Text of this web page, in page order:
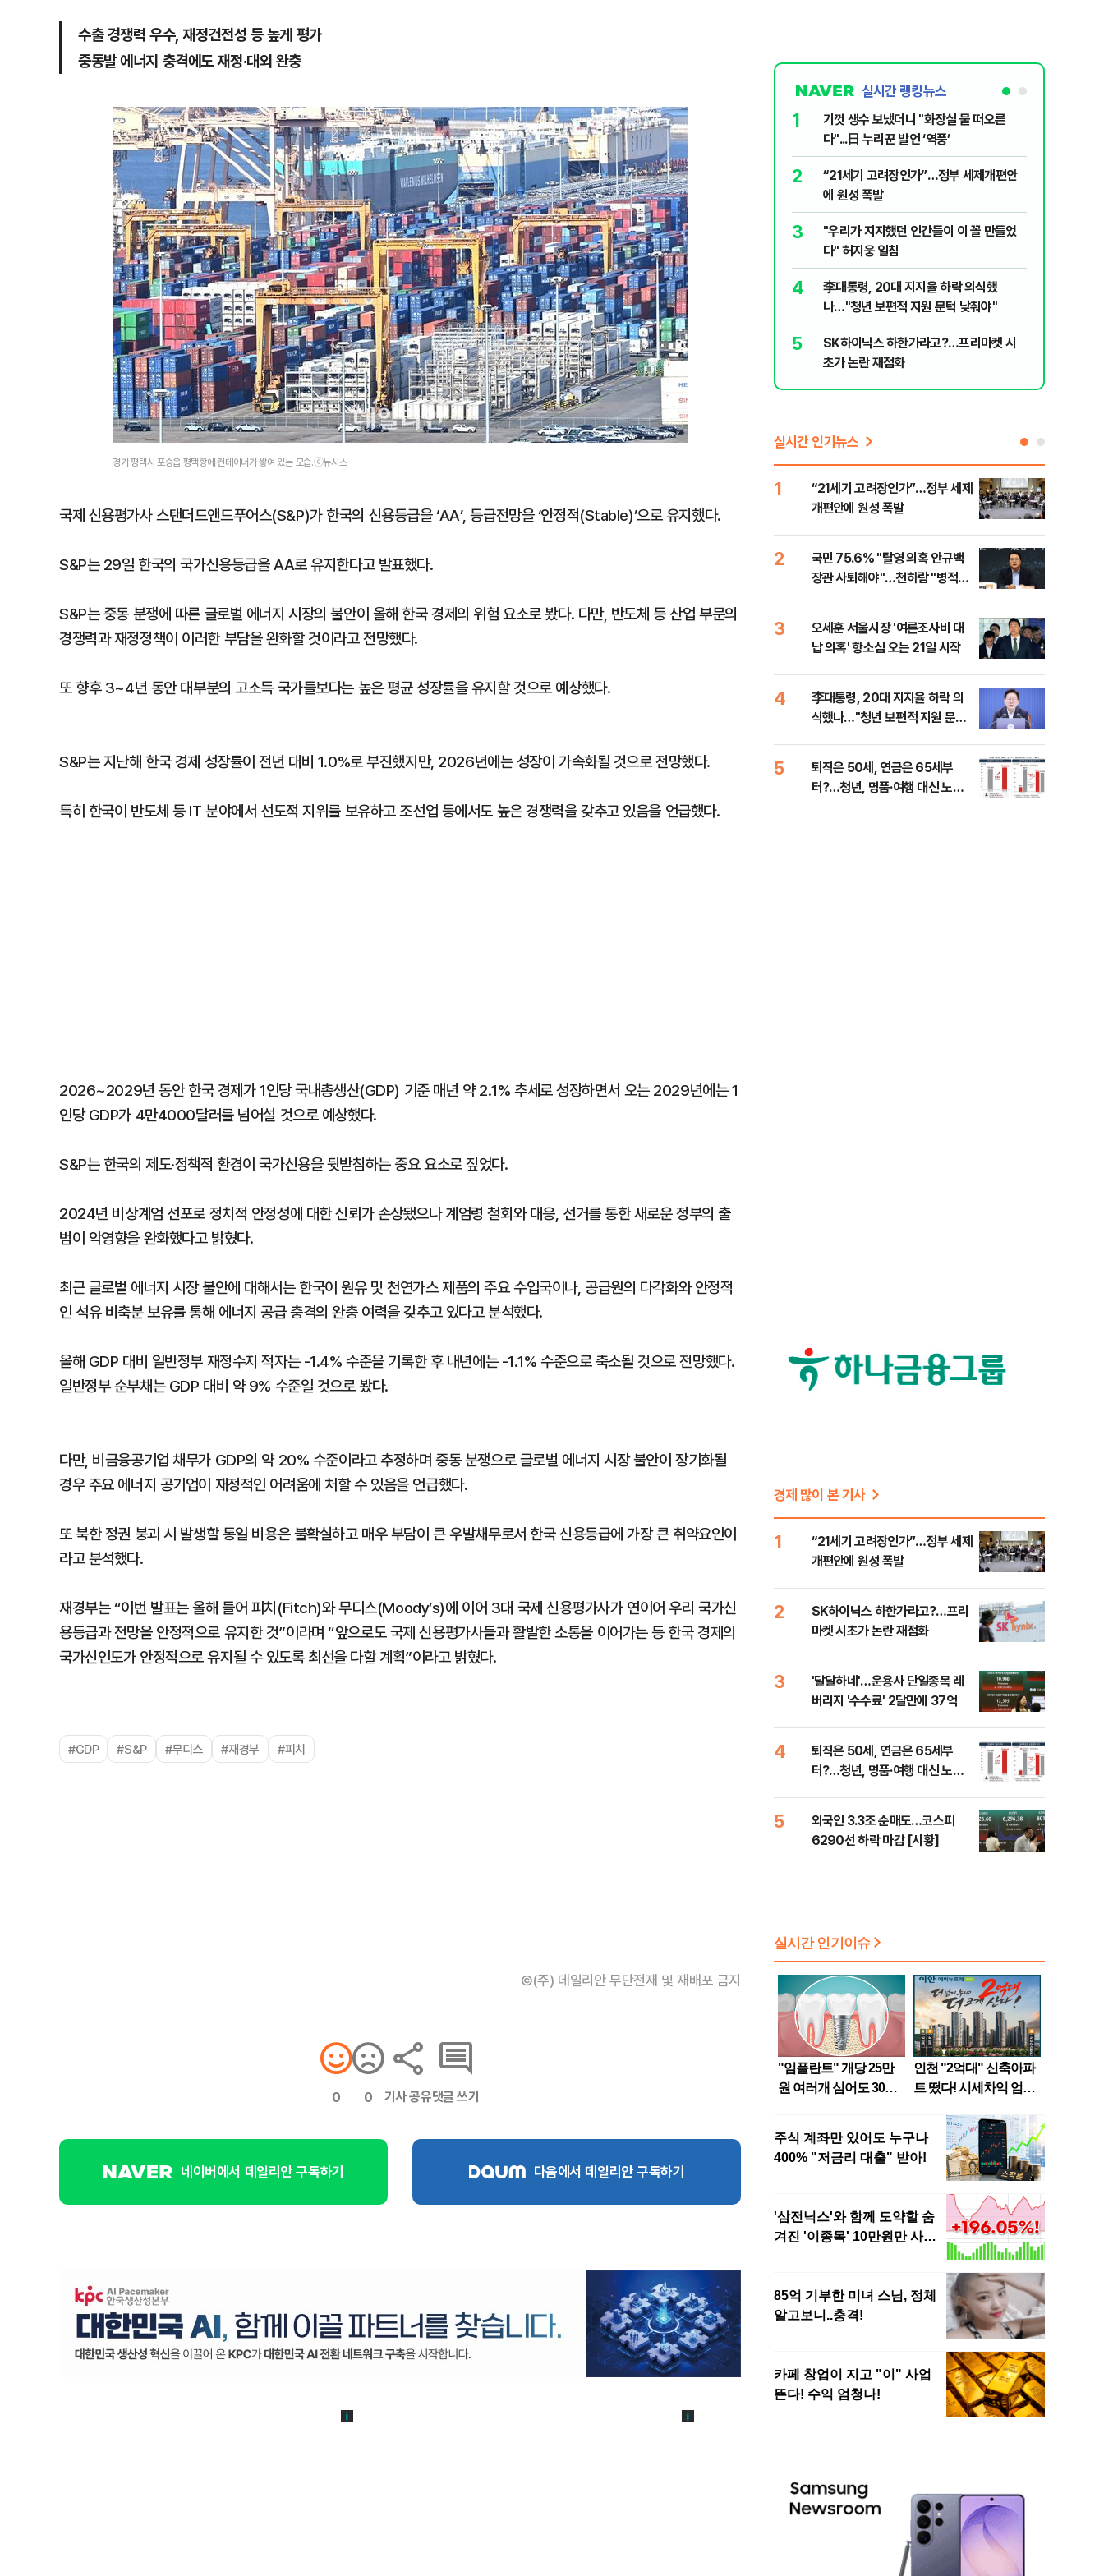
수출 경쟁력 우수, 재정건전성 등 높게 평가
중동발 에너지 충격에도 재정·대외 완충
경기 평택시 포승읍 평택항에 컨테이너가 쌓여 있는 모습.ⓒ뉴시스
국제 신용평가사 스탠더드앤드푸어스(S&P)가 한국의 신용등급을 ‘AA’, 등급전망을 ‘안정적(Stable)’으로 유지했다.
S&P는 29일 한국의 국가신용등급을 AA로 유지한다고 발표했다.
S&P는 중동 분쟁에 따른 글로벌 에너지 시장의 불안이 올해 한국 경제의 위험 요소로 봤다. 다만, 반도체 등 산업 부문의
경쟁력과 재정정책이 이러한 부담을 완화할 것이라고 전망했다.
또 향후 3~4년 동안 대부분의 고소득 국가들보다는 높은 평균 성장률을 유지할 것으로 예상했다.
S&P는 지난해 한국 경제 성장률이 전년 대비 1.0%로 부진했지만, 2026년에는 성장이 가속화될 것으로 전망했다.
특히 한국이 반도체 등 IT 분야에서 선도적 지위를 보유하고 조선업 등에서도 높은 경쟁력을 갖추고 있음을 언급했다.
2026~2029년 동안 한국 경제가 1인당 국내총생산(GDP) 기준 매년 약 2.1% 추세로 성장하면서 오는 2029년에는 1
인당 GDP가 4만4000달러를 넘어설 것으로 예상했다.
S&P는 한국의 제도·정책적 환경이 국가신용을 뒷받침하는 중요 요소로 짚었다.
2024년 비상계엄 선포로 정치적 안정성에 대한 신뢰가 손상됐으나 계엄령 철회와 대응, 선거를 통한 새로운 정부의 출
범이 악영향을 완화했다고 밝혔다.
최근 글로벌 에너지 시장 불안에 대해서는 한국이 원유 및 천연가스 제품의 주요 수입국이나, 공급원의 다각화와 안정적
인 석유 비축분 보유를 통해 에너지 공급 충격의 완충 여력을 갖추고 있다고 분석했다.
올해 GDP 대비 일반정부 재정수지 적자는 -1.4% 수준을 기록한 후 내년에는 -1.1% 수준으로 축소될 것으로 전망했다.
일반정부 순부채는 GDP 대비 약 9% 수준일 것으로 봤다.
다만, 비금융공기업 채무가 GDP의 약 20% 수준이라고 추정하며 중동 분쟁으로 글로벌 에너지 시장 불안이 장기화될
경우 주요 에너지 공기업이 재정적인 어려움에 처할 수 있음을 언급했다.
또 북한 정권 붕괴 시 발생할 통일 비용은 불확실하고 매우 부담이 큰 우발채무로서 한국 신용등급에 가장 큰 취약요인이
라고 분석했다.
재경부는 “이번 발표는 올해 들어 피치(Fitch)와 무디스(Moody’s)에 이어 3대 국제 신용평가사가 연이어 우리 국가신
용등급과 전망을 안정적으로 유지한 것”이라며 “앞으로도 국제 신용평가사들과 활발한 소통을 이어가는 등 한국 경제의
국가신인도가 안정적으로 유지될 수 있도록 최선을 다할 계획”이라고 밝혔다.
#GDP #S&P #무디스 #재경부 #피치
©(주) 데일리안 무단전재 및 재배포 금지
0 0 기사 공유댓글 쓰기
네이버에서 데일리안 구독하기 다음에서 데일리안 구독하기
실시간 랭킹뉴스
1
기껏 생수 보냈더니 "화장실 물 떠오른
다"...日 누리꾼 발언 ‘역풍’
2
“21세기 고려장인가”…정부 세제개편안
에 원성 폭발
3
"우리가 지지했던 인간들이 이 꼴 만들었
다" 허지웅 일침
4
李대통령, 20대 지지율 하락 의식했
나…"청년 보편적 지원 문턱 낮춰야"
5
SK하이닉스 하한가라고?…프리마켓 시
초가 논란 재점화
실시간 인기뉴스
1
“21세기 고려장인가”…정부 세제
개편안에 원성 폭발
2
국민 75.6% "탈영 의혹 안규백
장관 사퇴해야"…천하람 "병적기
3
오세훈 서울시장 '여론조사비 대
납 의혹' 항소심 오는 21일 시작
4
李대통령, 20대 지지율 하락 의
식했나…"청년 보편적 지원 문턱
5
퇴직은 50세, 연금은 65세부
터?…청년, 명품·여행 대신 노후
경제 많이 본 기사
1
“21세기 고려장인가”…정부 세제
개편안에 원성 폭발
2
SK하이닉스 하한가라고?…프리
마켓 시초가 논란 재점화
3
'달달하네'…운용사 단일종목 레
버리지 '수수료' 2달만에 37억
4
퇴직은 50세, 연금은 65세부
터?…청년, 명품·여행 대신 노후
5
외국인 3.3조 순매도…코스피
6290선 하락 마감 [시황]